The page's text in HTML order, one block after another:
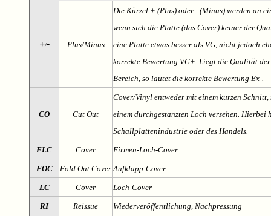
+/- Plus/Minus
Die Kürzel + (Plus) oder - (Minus) werden an
wenn sich die Platte (das Cover) keiner der
eine Platte etwas besser als VG, nicht jedoch
korrekte Bewertung VG+. Liegt die Qualität
Bereich, so lautet die korrekte Bewertung Ex-.
CO Cut Out
Cover/Vinyl entweder mit einem kurzen
einem durchgestanzten Loch versehen. Hierbei
Schallplattenindustrie oder des Handels.
FLC Cover Firmen-Loch-Cover
FOC Fold Out Cover Aufklapp-Cover
LC Cover Loch-Cover
RI Reissue Wiederveröffentlichung, Nachpressung